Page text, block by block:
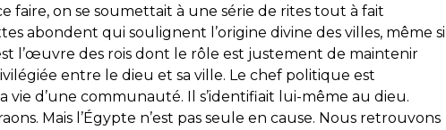
faire, on se soumettait à une série de rites tout à fait
abondent qui soulignent l’origine divine des villes, même si
l’œuvre des rois dont le rôle est justement de maintenir
entre le dieu et sa ville. Le chef politique est
vie d’une communauté. Il s’identifiait lui-même au dieu.
Mais l’Égypte n’est pas seule en cause. Nous retrouvons